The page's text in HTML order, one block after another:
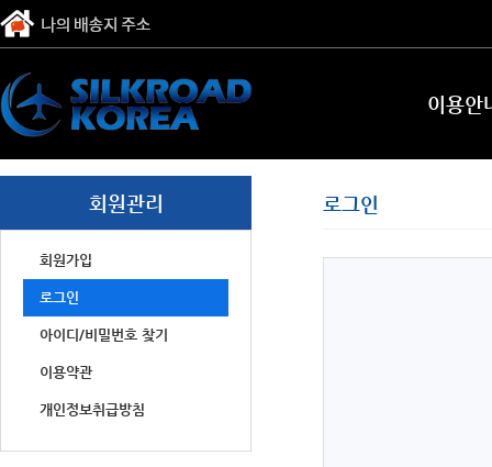
이용안
회원관리
회원가입
로그인
아이디/비밀번호 찾기
이용약관
개인정보취급방침
로그인